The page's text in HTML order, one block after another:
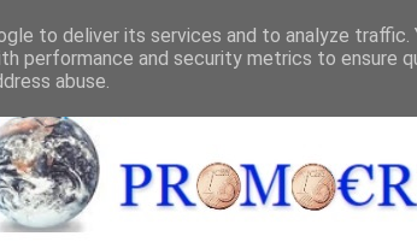
to deliver its services and to analyze traffic.
performance and security metrics to ensure
abuse.